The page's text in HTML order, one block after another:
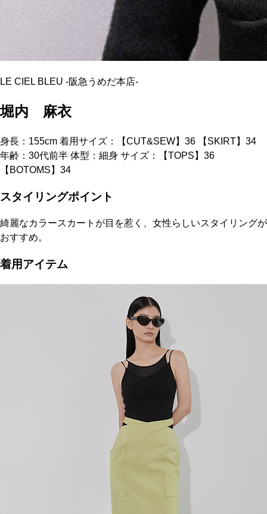
LE CIEL BLEU -阪急うめだ本店-
堀内 麻衣
身長：155cm 着用サイズ：【CUT&SEW】36 【SKIRT】34
年齢：30代前半 体型：細身 サイズ：【TOPS】36
【BOTOMS】34
スタイリングポイント
綺麗なカラースカートが目を惹く、女性らしいスタイリングが
おすすめ。
着用アイテム